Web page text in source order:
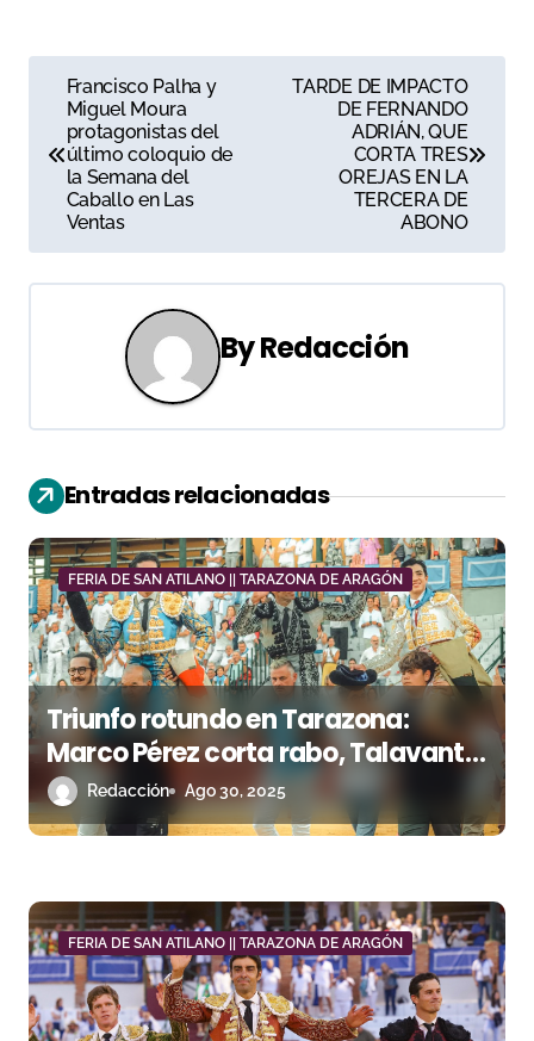
g
i
ó
n
d
e
e
n
t
r
d
a
s
Francisco Palha y
Miguel Moura
protagonistas del
último coloquio de
la Semana del
Caballo en Las
Ventas
TARDE DE IMPACTO
DE FERNANDO
ADRIÁN, QUE
CORTA TRES
OREJAS EN LA
TERCERA DE
ABONO
ByRedacción
Entradas relacionadas
FERIA DE SAN ATILANO || TARAZONA DE ARAGÓN
Triunfo rotundo en Tarazona:
Marco Pérez corta rabo, Talavante
brilla y Cayetano acompaña a
hombros
Redacción Ago 30, 2025
FERIA DE SAN ATILANO || TARAZONA DE ARAGÓN